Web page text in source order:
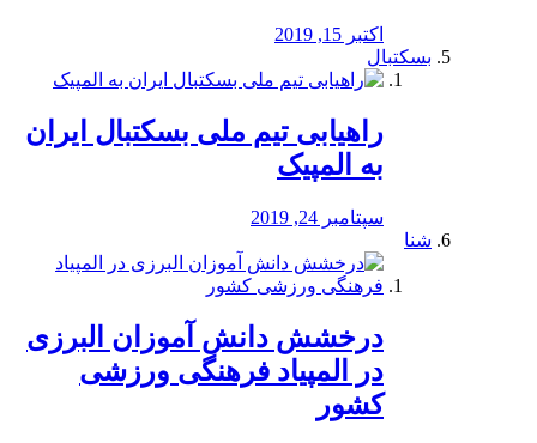
اکتبر 15, 2019
بسکتبال
راهیابی تیم ملی بسکتبال ایران
به المپیک
سپتامبر 24, 2019
شنا
درخشش دانش آموزان البرزی
در المپیاد فرهنگی ورزشی
کشور